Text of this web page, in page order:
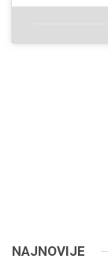
NAJNOVIJE